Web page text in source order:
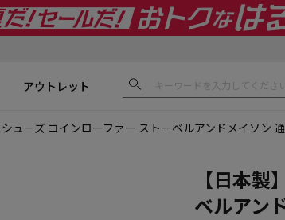
アウトレット
ューズ コインローファー ストーベルアンドメイソン 通
【日本
ベルアン